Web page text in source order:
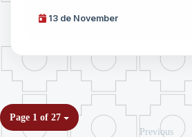
13 de November
Page 1 of 27
Previous